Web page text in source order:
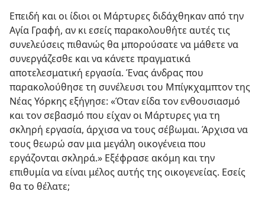
Επειδή και οι ίδιοι οι Μάρτυρες διδάχθηκαν από την
Αγία Γραφή, αν κι εσείς παρακολουθήτε αυτές τις
συνελεύσεις πιθανώς θα μπορούσατε να μάθετε να
συνεργάζεσθε και να κάνετε πραγματικά
αποτελεσματική εργασία. Ένας άνδρας που
παρακολούθησε τη συνέλευσι του Μπίγκχαμπτον της
Νέας Υόρκης εξήγησε: «Όταν είδα τον ενθουσιασμό
και τον σεβασμό που είχαν οι Μάρτυρες για τη
σκληρή εργασία, άρχισα να τους σέβωμαι. Άρχισα να
τους θεωρώ σαν μια μεγάλη οικογένεια που
εργάζονται σκληρά.» Εξέφρασε ακόμη και την
επιθυμία να είναι μέλος αυτής της οικογενείας. Εσείς
θα το θέλατε;